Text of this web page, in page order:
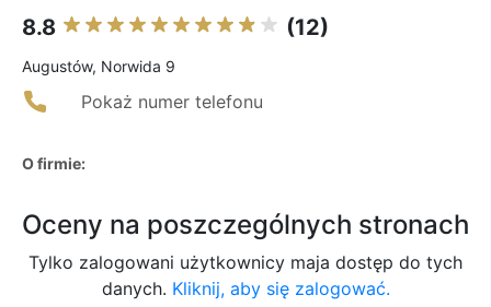
8.8 (12)
Augustów, Norwida 9
Pokaż numer telefonu
O firmie:
Oceny na poszczególnych stronach
Tylko zalogowani użytkownicy maja dostęp do tych
danych. Kliknij, aby się zalogować.